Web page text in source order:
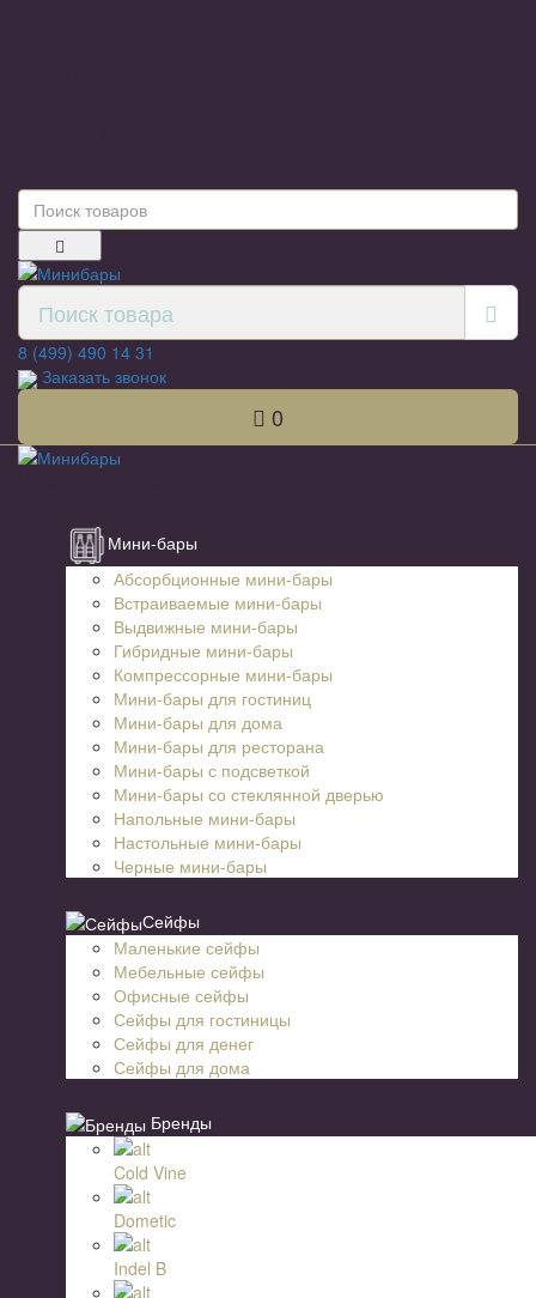
8 (499) 490 14 31
Заказать звонок
0
Мини-бары
Абсорбционные мини-бары
Встраиваемые мини-бары
Выдвижные мини-бары
Гибридные мини-бары
Компрессорные мини-бары
Мини-бары для гостиниц
Мини-бары для дома
Мини-бары для ресторана
Мини-бары с подсветкой
Мини-бары со стеклянной дверью
Напольные мини-бары
Настольные мини-бары
Черные мини-бары
Сейфы
Маленькие сейфы
Мебельные сейфы
Офисные сейфы
Сейфы для гостиницы
Сейфы для денег
Сейфы для дома
Бренды
Cold Vine
Dometic
Indel B